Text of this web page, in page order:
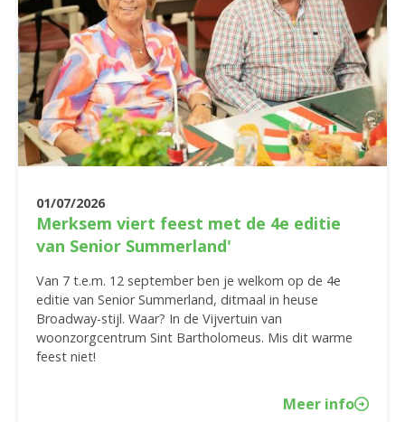
01/07/2026
Merksem viert feest met de 4e editie
van Senior Summerland'
Van 7 t.e.m. 12 september ben je welkom op de 4e
editie van Senior Summerland, ditmaal in heuse
Broadway-stijl. Waar? In de Vijvertuin van
woonzorgcentrum Sint Bartholomeus. Mis dit warme
feest niet!
Meer info